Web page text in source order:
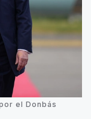
el Donbás